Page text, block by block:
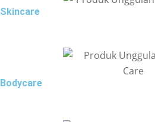
Skincare
Bodycare